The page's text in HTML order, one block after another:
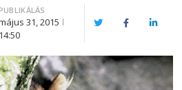
PUBLIKÁLÁS
31, 2015
14:50
TwitterFacebook